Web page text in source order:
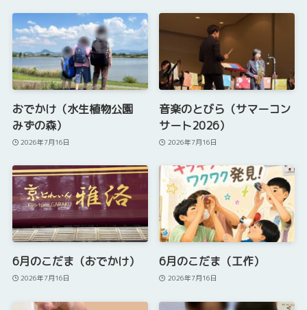
おでかけ（水生植物公園
みずの森）
2026年7月16日
音楽のとびら（サマーコン
サート2026）
2026年7月16日
6月のこだま（おでかけ）
2026年7月16日
6月のこだま（工作）
2026年7月16日